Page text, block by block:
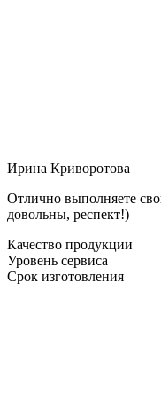
Ирина Криворотова
Отлично выполняете
довольны, респект!)
Качество продукции
Уровень сервиса
Срок изготовления